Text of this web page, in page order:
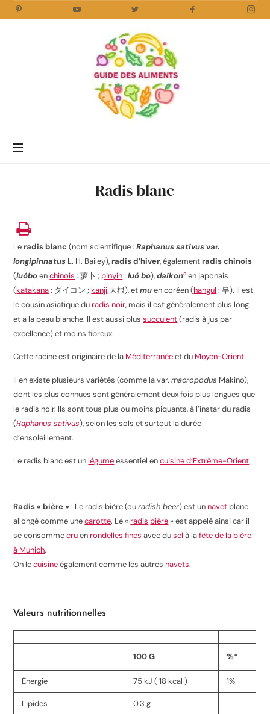
Aliments
Radis blanc
Leradis blanc (nom scientifique :Raphanus sativusvar.
longipinnatus L. H. Bailey),radis d’hiver, égalementradis chinois
(luóboenchinois : 萝卜 ; pinyin:luó bo),daikona en japonais
(katakana: ダイコン ; kanji 大根), etmuen coréen (hangul : 무). Il est
le cousin asiatique du radis noir, mais il est généralement plus long
et a la peau blanche. Il est aussi plussucculent(radis à jus par
excellence) et moins fibreux.
Cette racine est originaire de la Méditerranéeet du Moyen-Orient.
Il en existe plusieurs variétés (comme la var.macropodus Makino),
dont les plus connues sont généralement deux fois plus longues que
le radis noir. Ils sont tous plus ou moins piquants, à l’instar du radis
(Raphanus sativus), selon les sols et surtout la durée
d’ensoleillement.
Le radis blanc est un légumeessentiel encuisine d’Extrême-Orient.
Radis « bière »: Le radis bière (ouradish beer) est un navet blanc
allongé comme unecarotte. Le « radis bière » est appelé ainsi car il
se consommecruen rondelles fines avec dusel à lafête de la bière
à Munich.
On lecuisineégalement comme les autres navets.
Valeurs nutritionnelles
100 G %*
Énergie 75 kJ ( 18 kcal ) 1%
Lipides 0.3 g